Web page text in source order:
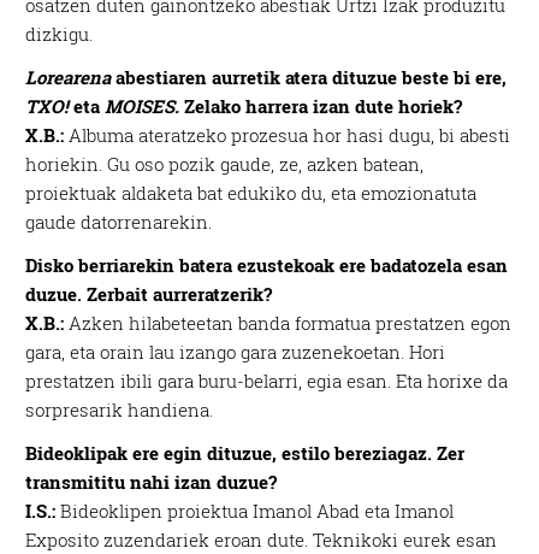
dizkigu.
Lorearenaabestiaren aurretik atera dituzue beste bi ere,
TXO!eta MOISES.Zelako harrera izan dute horiek?
X.B.: Albuma ateratzeko prozesua hor hasi dugu, bi abesti
horiekin. Gu oso pozik gaude, ze, azken batean,
proiektuak aldaketa bat edukiko du, eta emozionatuta
gaude datorrenarekin.
Disko berriarekin batera ezustekoak ere badatozela esan
duzue. Zerbait aurreratzerik?
X.B.: Azken hilabeteetan banda formatua prestatzen egon
gara, eta orain lau izango gara zuzenekoetan. Hori
prestatzen ibili gara buru-belarri, egia esan. Eta horixe da
sorpresarik handiena.
Bideoklipak ere egin dituzue, estilo bereziagaz. Zer
transmititu nahi izan duzue?
I.S.:Bideoklipen proiektua Imanol Abad eta Imanol
Exposito zuzendariek eroan dute. Teknikoki eurek esan